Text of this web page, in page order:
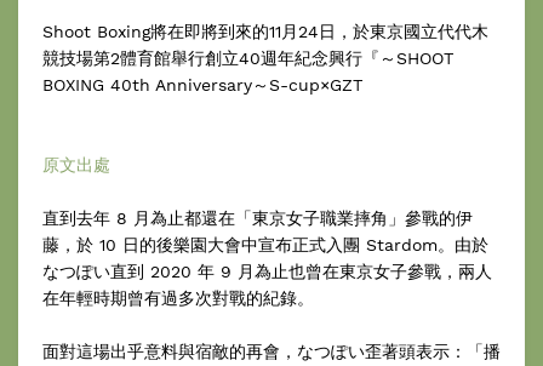
Shoot Boxing將在即將到來的11月24日，於東京國立代代木
競技場第2體育館舉行創立40週年紀念興行『～SHOOT
BOXING 40th Anniversary～S-cup×GZT
原文出處
直到去年 8 月為止都還在「東京女子職業摔角」參戰的伊
藤，於 10 日的後樂園大會中宣布正式入團 Stardom。由於
なつぽい直到 2020 年 9 月為止也曾在東京女子參戰，兩人
在年輕時期曾有過多次對戰的紀錄。
面對這場出乎意料與宿敵的再會，なつぽい歪著頭表示：「播